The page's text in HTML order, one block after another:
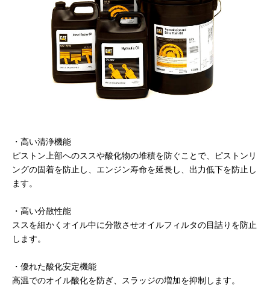
・高い清浄機能
ピストン上部へのススや酸化物の堆積を防ぐことで、ピストンリ
ングの固着を防止し、エンジン寿命を延長し、出力低下を防止し
ます。
・高い分散性能
ススを細かくオイル中に分散させオイルフィルタの目詰りを防止
します。
・優れた酸化安定機能
高温でのオイル酸化を防ぎ、スラッジの増加を抑制します。